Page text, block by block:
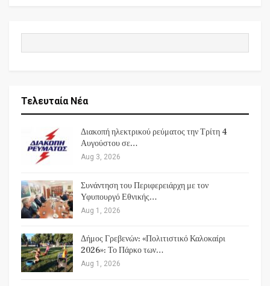
Τελευταία Νέα
Διακοπή ηλεκτρικού ρεύματος την Τρίτη 4
Αυγούστου σε…
Aug 3, 2026
Συνάντηση του Περιφερειάρχη με τον
Υφυπουργό Εθνικής…
Aug 1, 2026
Δήμος Γρεβενών: «Πολιτιστικό Καλοκαίρι
2026»: Το Πάρκο των…
Aug 1, 2026